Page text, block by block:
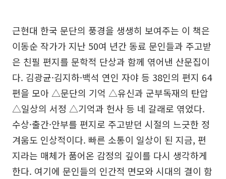
근현대 한국 문단의 풍경을 생생히 보여주는 이 책은
이동순 작가가 지난 50여 년간 동료 문인들과 주고받
은 친필 편지를 문학적 단상과 함께 엮어낸 산문집이
다. 김광균·김지하·백석 연인 자야 등 38인의 편지 64
편을 모아 △문단의 기억 △유신과 군부독재의 탄압
△일상의 서정 △기억과 헌사 등 네 갈래로 엮었다.
수상·출간·안부를 편지로 주고받던 시절의 느긋한 정
겨움도 인상적이다. 빠른 소통이 일상이 된 지금, 편
지라는 매체가 품어온 감정의 깊이를 다시 생각하게
한다. 여기에 문인들의 인간적 면모와 시대의 결이 함